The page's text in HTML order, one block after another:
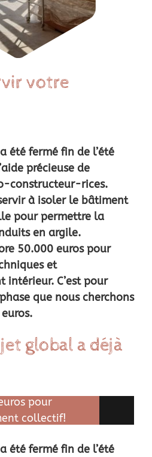
votre
été fermé fin de l’été
précieuse de
constructeur-rices.
à isoler le bâtiment
pour permettre la
en argile.
50.000 euros pour
et
intérieur. C’est pour
que nous cherchons
global a déjà
pour
collectif!
été fermé fin de l’été